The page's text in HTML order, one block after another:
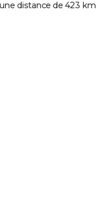
distance de 423 km